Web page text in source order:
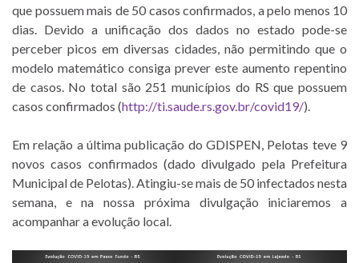
que possuem mais de 50 casos confirmados, a pelo menos 10
dias. Devido a unificação dos dados no estado pode-se
perceber picos em diversas cidades, não permitindo que o
modelo matemático consiga prever este aumento repentino
de casos. No total são 251 municípios do RS que possuem
casos confirmados (http://ti.saude.rs.gov.br/covid19/).
Em relação a última publicação do GDISPEN, Pelotas teve 9
novos casos confirmados (dado divulgado pela Prefeitura
Municipal de Pelotas). Atingiu-se mais de 50 infectados nesta
semana, e na nossa próxima divulgação iniciaremos a
acompanhar a evolução local.